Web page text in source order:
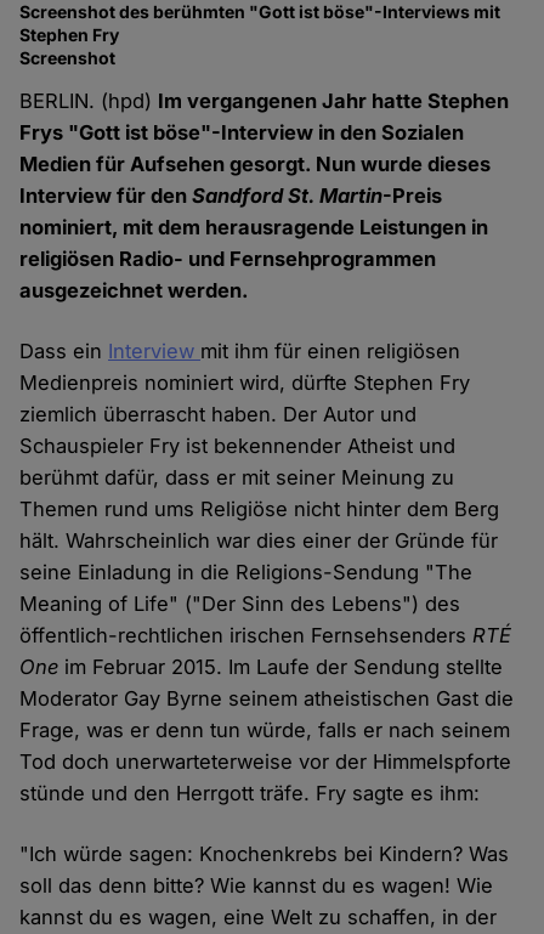
Screenshot des berühmten "Gott ist böse"-Interviews mit
Stephen Fry
Screenshot
BERLIN. (hpd) Im vergangenen Jahr hatte Stephen
Frys "Gott ist böse"-Interview in den Sozialen
Medien für Aufsehen gesorgt. Nun wurde dieses
Interview für denSandford St. Martin-Preis
nominiert, mit dem herausragende Leistungen in
religiösen Radio- und Fernsehprogrammen
ausgezeichnet werden.
Dass ein Interview mit ihm für einen religiösen
Medienpreis nominiert wird, dürfte Stephen Fry
ziemlich überrascht haben. Der Autor und
Schauspieler Fry ist bekennender Atheist und
berühmt dafür, dass er mit seiner Meinung zu
Themen rund ums Religiöse nicht hinter dem Berg
hält. Wahrscheinlich war dies einer der Gründe für
seine Einladung in die Religions-Sendung "The
Meaning of Life" ("Der Sinn des Lebens") des
öffentlich-rechtlichen irischen FernsehsendersRTÉ
One im Februar 2015. Im Laufe der Sendung stellte
Moderator Gay Byrne seinem atheistischen Gast die
Frage, was er denn tun würde, falls er nach seinem
Tod doch unerwarteterweise vor der Himmelspforte
stünde und den Herrgott träfe. Fry sagte es ihm:
"Ich würde sagen: Knochenkrebs bei Kindern? Was
soll das denn bitte? Wie kannst du es wagen! Wie
kannst du es wagen, eine Welt zu schaffen, in der